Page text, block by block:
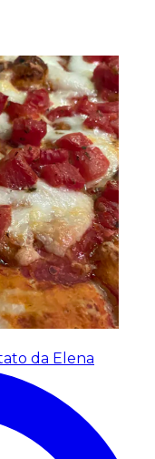
da Elena